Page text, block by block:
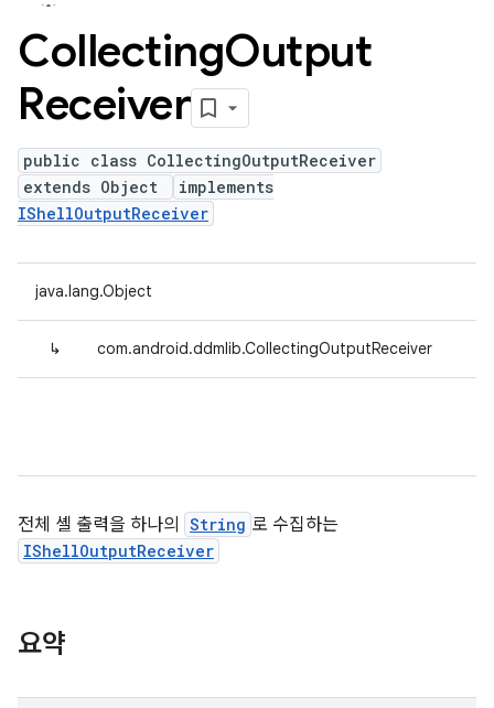
CollectingOutput
Receiver
public class CollectingOutputReceiver
extends Object
implements
IShellOutputReceiver
java.lang.Object
↳ com.android.ddmlib.CollectingOutputReceiver
전체 셸 출력을 하나의 String 로 수집하는
IShellOutputReceiver
요약